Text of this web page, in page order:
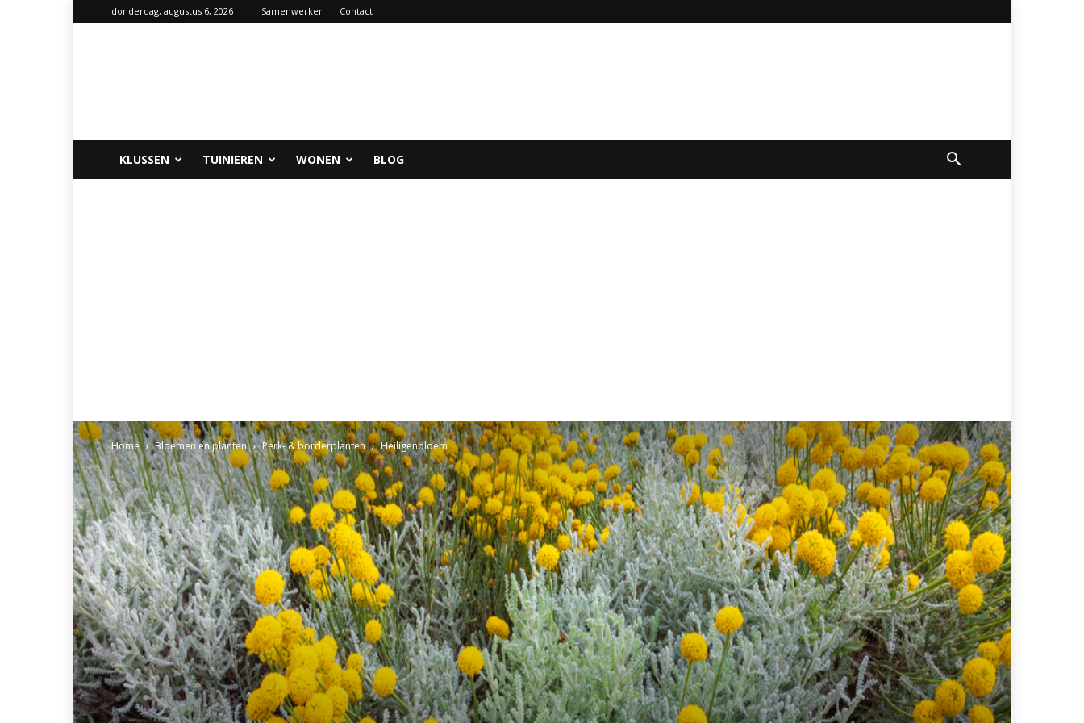
donderdag, augustus 6, 2026 Samenwerken Contact
KLUSSEN TUINIEREN WONEN BLOG
Home Bloemen en planten Perk- & borderplanten Heiligenbloem